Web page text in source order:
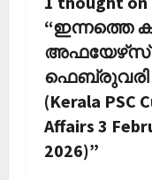
g
a
t
i
o
“ഇന്നത്തെ
അഫയേഴ്‌സ്
ഫെബ്രുവരി
(Kerala PSC
Affairs 3
2026)”